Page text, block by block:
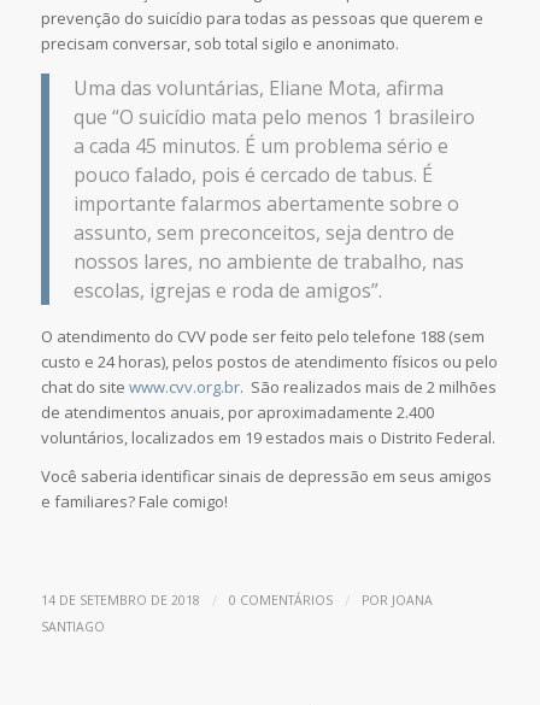
prevenção do suicídio para todas as pessoas que querem e
precisam conversar, sob total sigilo e anonimato.
Uma das voluntárias, Eliane Mota, afirma
que “O suicídio mata pelo menos 1 brasileiro
a cada 45 minutos. É um problema sério e
pouco falado, pois é cercado de tabus. É
importante falarmos abertamente sobre o
assunto, sem preconceitos, seja dentro de
nossos lares, no ambiente de trabalho, nas
escolas, igrejas e roda de amigos”.
O atendimento do CVV pode ser feito pelo telefone 188 (sem
custo e 24 horas), pelos postos de atendimento físicos ou pelo
chat do site www.cvv.org.br. São realizados mais de 2 milhões
de atendimentos anuais, por aproximadamente 2.400
voluntários, localizados em 19 estados mais o Distrito Federal.
Você saberia identificar sinais de depressão em seus amigos
e familiares? Fale comigo!
14 DE SETEMBRO DE 2018 / 0 COMENTÁRIOS / POR JOANA
SANTIAGO